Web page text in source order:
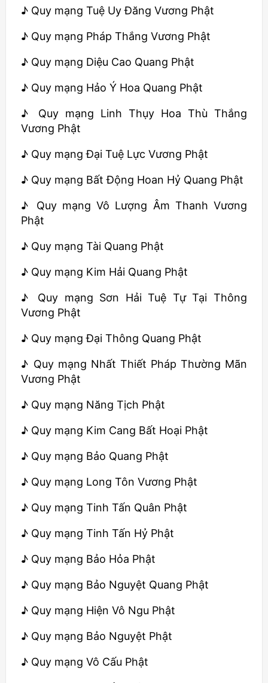
♪ Quy mạng Tuệ Uy Đăng Vương Phật
♪ Quy mạng Pháp Thắng Vương Phật
♪ Quy mạng Diệu Cao Quang Phật
♪ Quy mạng Hảo Ý Hoa Quang Phật
♪ Quy mạng Linh Thụy Hoa Thù Thắng
Vương Phật
♪ Quy mạng Đại Tuệ Lực Vương Phật
♪ Quy mạng Bất Động Hoan Hỷ Quang Phật
♪ Quy mạng Vô Lượng Âm Thanh Vương
Phật
♪ Quy mạng Tài Quang Phật
♪ Quy mạng Kim Hải Quang Phật
♪ Quy mạng Sơn Hải Tuệ Tự Tại Thông
Vương Phật
♪ Quy mạng Đại Thông Quang Phật
♪ Quy mạng Nhất Thiết Pháp Thường Mãn
Vương Phật
♪ Quy mạng Năng Tịch Phật
♪ Quy mạng Kim Cang Bất Hoại Phật
♪ Quy mạng Bảo Quang Phật
♪ Quy mạng Long Tôn Vương Phật
♪ Quy mạng Tinh Tấn Quân Phật
♪ Quy mạng Tinh Tấn Hỷ Phật
♪ Quy mạng Bảo Hỏa Phật
♪ Quy mạng Bảo Nguyệt Quang Phật
♪ Quy mạng Hiện Vô Ngu Phật
♪ Quy mạng Bảo Nguyệt Phật
♪ Quy mạng Vô Cấu Phật